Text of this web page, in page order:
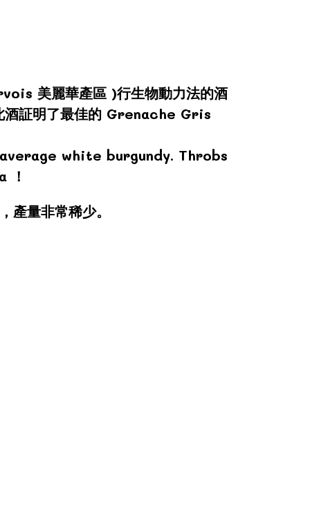
美麗華產區 )行生物動力法的酒
証明了最佳的 Grenache Gris
white burgundy. Throbs
！
量非常稀少。